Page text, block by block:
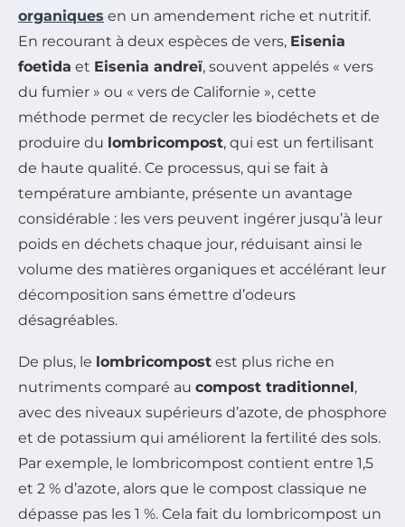
organiques en un amendement riche et nutritif.
En recourant à deux espèces de vers, Eisenia
foetida et Eisenia andreï, souvent appelés « vers
du fumier » ou « vers de Californie », cette
méthode permet de recycler les biodéchets et de
produire du lombricompost, qui est un fertilisant
de haute qualité. Ce processus, qui se fait à
température ambiante, présente un avantage
considérable : les vers peuvent ingérer jusqu’à leur
poids en déchets chaque jour, réduisant ainsi le
volume des matières organiques et accélérant leur
décomposition sans émettre d’odeurs
désagréables.
De plus, le lombricompost est plus riche en
nutriments comparé au compost traditionnel,
avec des niveaux supérieurs d’azote, de phosphore
et de potassium qui améliorent la fertilité des sols.
Par exemple, le lombricompost contient entre 1,5
et 2 % d’azote, alors que le compost classique ne
dépasse pas les 1 %. Cela fait du lombricompost un